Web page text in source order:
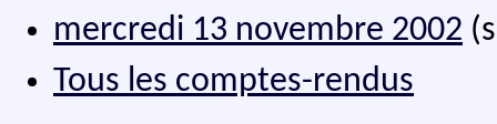
mercredi 13 novembre 2002
Tous les comptes-rendus